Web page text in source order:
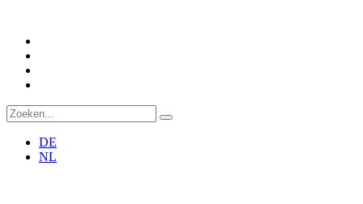
DE
NL